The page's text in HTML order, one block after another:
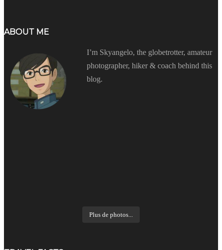
ABOUT ME
I’m Skyangelo, the globetrotter, amateur
photographer, hiker & coach behind this
blog.
Plus de photos...